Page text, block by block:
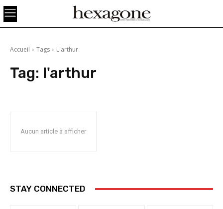
Accueil Tags L'arthur
Tag: l'arthur
Aucun article à afficher
STAY CONNECTED